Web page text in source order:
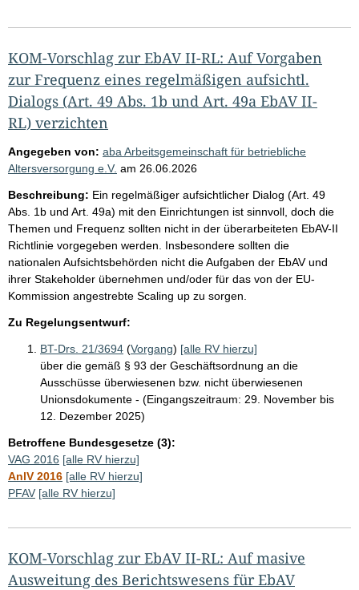
KOM-Vorschlag zur EbAV II-RL: Auf Vorgaben
zur Frequenz eines regelmäßigen aufsichtl.
Dialogs (Art. 49 Abs. 1b und Art. 49a EbAV II-
RL) verzichten
Angegeben von: aba Arbeitsgemeinschaft für betriebliche
Altersversorgung e.V. am 26.06.2026
Beschreibung: Ein regelmäßiger aufsichtlicher Dialog (Art. 49
Abs. 1b und Art. 49a) mit den Einrichtungen ist sinnvoll, doch die
Themen und Frequenz sollten nicht in der überarbeiteten EbAV-II
Richtlinie vorgegeben werden. Insbesondere sollten die
nationalen Aufsichtsbehörden nicht die Aufgaben der EbAV und
ihrer Stakeholder übernehmen und/oder für das von der EU-
Kommission angestrebte Scaling up zu sorgen.
Zu Regelungsentwurf:
BT-Drs. 21/3694 (Vorgang) [alle RV hierzu]
über die gemäß § 93 der Geschäftsordnung an die
Ausschüsse überwiesenen bzw. nicht überwiesenen
Unionsdokumente - (Eingangszeitraum: 29. November bis
12. Dezember 2025)
Betroffene Bundesgesetze (3):
VAG 2016 [alle RV hierzu]
AnlV 2016 [alle RV hierzu]
PFAV [alle RV hierzu]
KOM-Vorschlag zur EbAV II-RL: Auf masive
Ausweitung des Berichtswesens für EbAV